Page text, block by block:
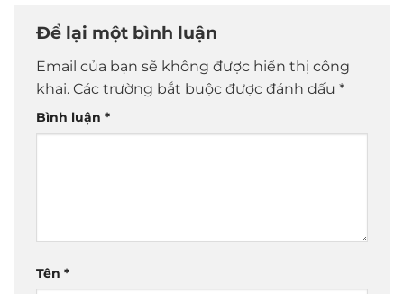
Để lại một bình luận
Email của bạn sẽ không được hiển thị công
khai. Các trường bắt buộc được đánh dấu *
Bình luận *
Tên *